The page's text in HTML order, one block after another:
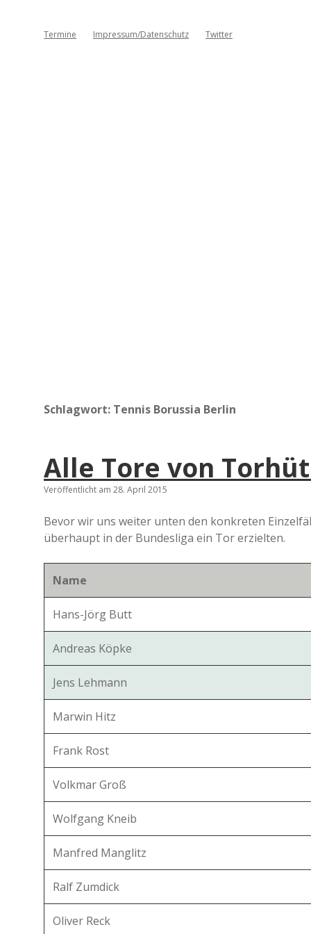
Termine Impressum/Datenschutz Twitter
Schlagwort: Tennis Borussia Berlin
Alle Tore von
Veröffentlicht am 28. April 2015
Bevor wir uns weiter unten den konkreten
überhaupt in der Bundesliga ein Tor erzielten.
Name
Hans-Jörg Butt
Andreas Köpke
Jens Lehmann
Marwin Hitz
Frank Rost
Volkmar Groß
Wolfgang Kneib
Manfred Manglitz
Ralf Zumdick
Oliver Reck